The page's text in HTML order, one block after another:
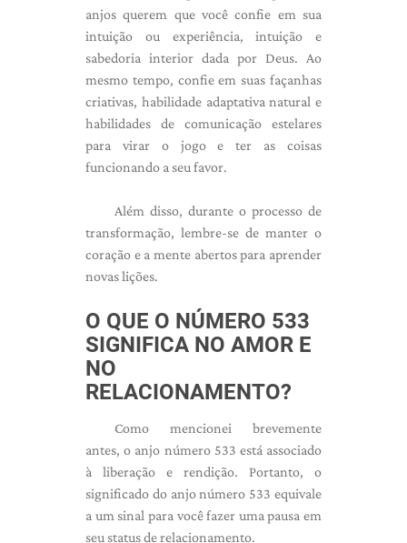
anjos querem que você confie em sua
intuição ou experiência, intuição e
sabedoria interior dada por Deus. Ao
mesmo tempo, confie em suas façanhas
criativas, habilidade adaptativa natural e
habilidades de comunicação estelares
para virar o jogo e ter as coisas
funcionando a seu favor.
Além disso, durante o processo de
transformação, lembre-se de manter o
coração e a mente abertos para aprender
novas lições.
O QUE O NÚMERO 533
SIGNIFICA NO AMOR E
NO
RELACIONAMENTO?
Como mencionei brevemente
antes, o anjo número 533 está associado
à liberação e rendição. Portanto, o
significado do anjo número 533 equivale
a um sinal para você fazer uma pausa em
seu status de relacionamento.